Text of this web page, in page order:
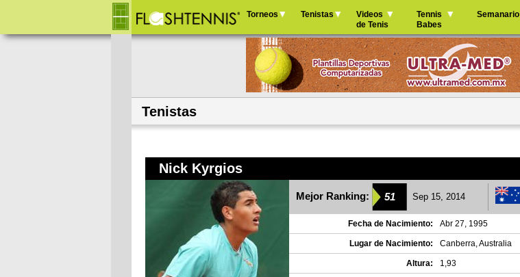
Jump to navigation
principal
Torneos Tenistas
Videos
de Tenis
Tennis
Babes
Semanario
Tenistas
Nick Kyrgios
Mejor Ranking: 51 Sep 15, 2014
Fecha de Nacimiento: Abr 27, 1995
Lugar de Nacimiento: Canberra, Australia
Altura: 1,93